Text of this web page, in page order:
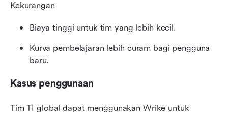
Kekurangan
Biaya tinggi untuk tim yang lebih kecil.
Kurva pembelajaran lebih curam bagi pengguna
baru.
Kasus penggunaan
Tim TI global dapat menggunakan Wrike untuk